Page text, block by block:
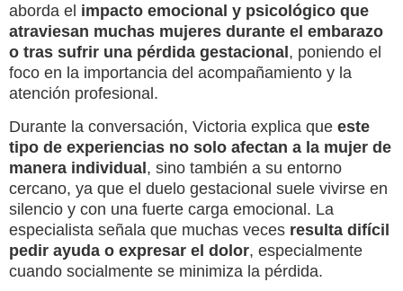
aborda el impacto emocional y psicológico que
atraviesan muchas mujeres durante el embarazo
o tras sufrir una pérdida gestacional, poniendo el
foco en la importancia del acompañamiento y la
atención profesional.
Durante la conversación, Victoria explica que este
tipo de experiencias no solo afectan a la mujer de
manera individual , sino también a su entorno
cercano, ya que el duelo gestacional suele vivirse en
silencio y con una fuerte carga emocional. La
especialista señala que muchas veces resulta difícil
pedir ayuda o expresar el dolor, especialmente
cuando socialmente se minimiza la pérdida.